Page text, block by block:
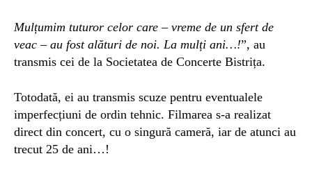
Mulțumim tuturor celor care – vreme de un sfert de
veac – au fost alături de noi. La mulți ani…!”, au
transmis cei de la Societatea de Concerte Bistrița.
Totodată, ei au transmis scuze pentru eventualele
imperfecțiuni de ordin tehnic. Filmarea s-a realizat
direct din concert, cu o singură cameră, iar de atunci au
trecut 25 de ani…!